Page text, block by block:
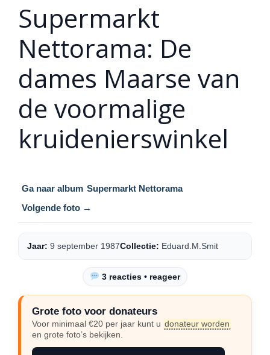
Supermarkt
Nettorama: De
dames Maarse van
de voormalige
kruidenierswinkel
Ga naar album Supermarkt Nettorama
Volgende foto →
Jaar: 9 september 1987Collectie: Eduard.M.Smit
3 reacties • reageer
Grote foto voor donateurs
Voor minimaal €20 per jaar kunt u donateur worden
en grote foto’s bekijken.